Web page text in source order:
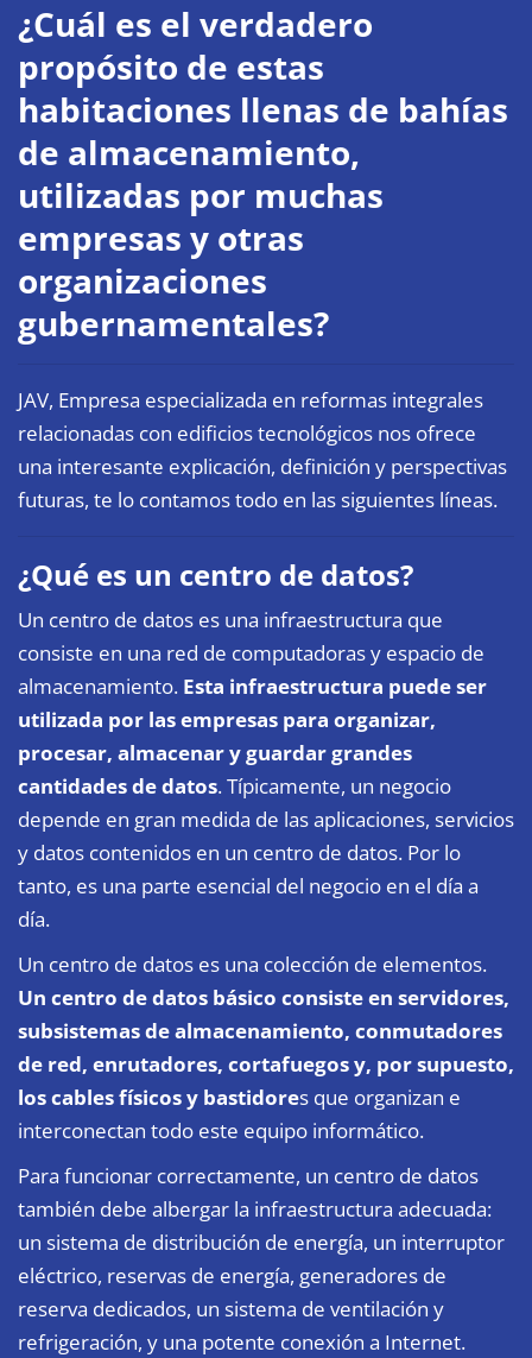
¿Cuál es el verdadero
propósito de estas
habitaciones llenas de bahías
de almacenamiento,
utilizadas por muchas
empresas y otras
organizaciones
gubernamentales?
JAV, Empresa especializada en reformas integrales
relacionadas con edificios tecnológicos nos ofrece
una interesante explicación, definición y perspectivas
futuras, te lo contamos todo en las siguientes líneas.
¿Qué es un centro de datos?
Un centro de datos es una infraestructura que
consiste en una red de computadoras y espacio de
almacenamiento. Esta infraestructura puede ser
utilizada por las empresas para organizar,
procesar, almacenar y guardar grandes
cantidades de datos. Típicamente, un negocio
depende en gran medida de las aplicaciones, servicios
y datos contenidos en un centro de datos. Por lo
tanto, es una parte esencial del negocio en el día a
día.
Un centro de datos es una colección de elementos.
Un centro de datos básico consiste en servidores,
subsistemas de almacenamiento, conmutadores
de red, enrutadores, cortafuegos y, por supuesto,
los cables físicos y bastidores que organizan e
interconectan todo este equipo informático.
Para funcionar correctamente, un centro de datos
también debe albergar la infraestructura adecuada:
un sistema de distribución de energía, un interruptor
eléctrico, reservas de energía, generadores de
reserva dedicados, un sistema de ventilación y
refrigeración, y una potente conexión a Internet.